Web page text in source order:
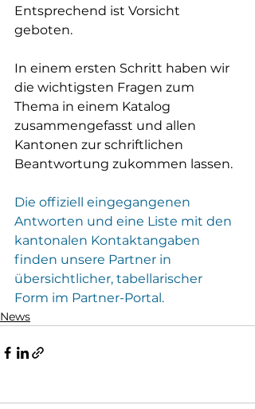
Entsprechend ist Vorsicht
geboten.
In einem ersten Schritt haben wir
die wichtigsten Fragen zum
Thema in einem Katalog
zusammengefasst und allen
Kantonen zur schriftlichen
Beantwortung zukommen lassen.
Die offiziell eingegangenen
Antworten und eine Liste mit den
kantonalen Kontaktangaben
finden unsere Partner in
übersichtlicher, tabellarischer
Form im Partner-Portal.
News